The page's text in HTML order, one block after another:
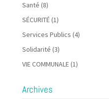
Santé (8)
SÉCURITÉ(1)
Services Publics (4)
Solidarité (3)
VIE COMMUNALE(1)
Archives